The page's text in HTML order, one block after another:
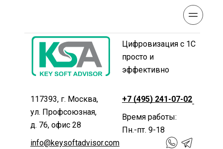
Цифровизация с 1С
просто и
эффективно
+7 (495) 241-07-02
Время работы:
Пн.-пт. 9-18
info@keysoftadvisor.com
117393, г. Москва,
ул. Профсоюзная,
д. 76, офис 28